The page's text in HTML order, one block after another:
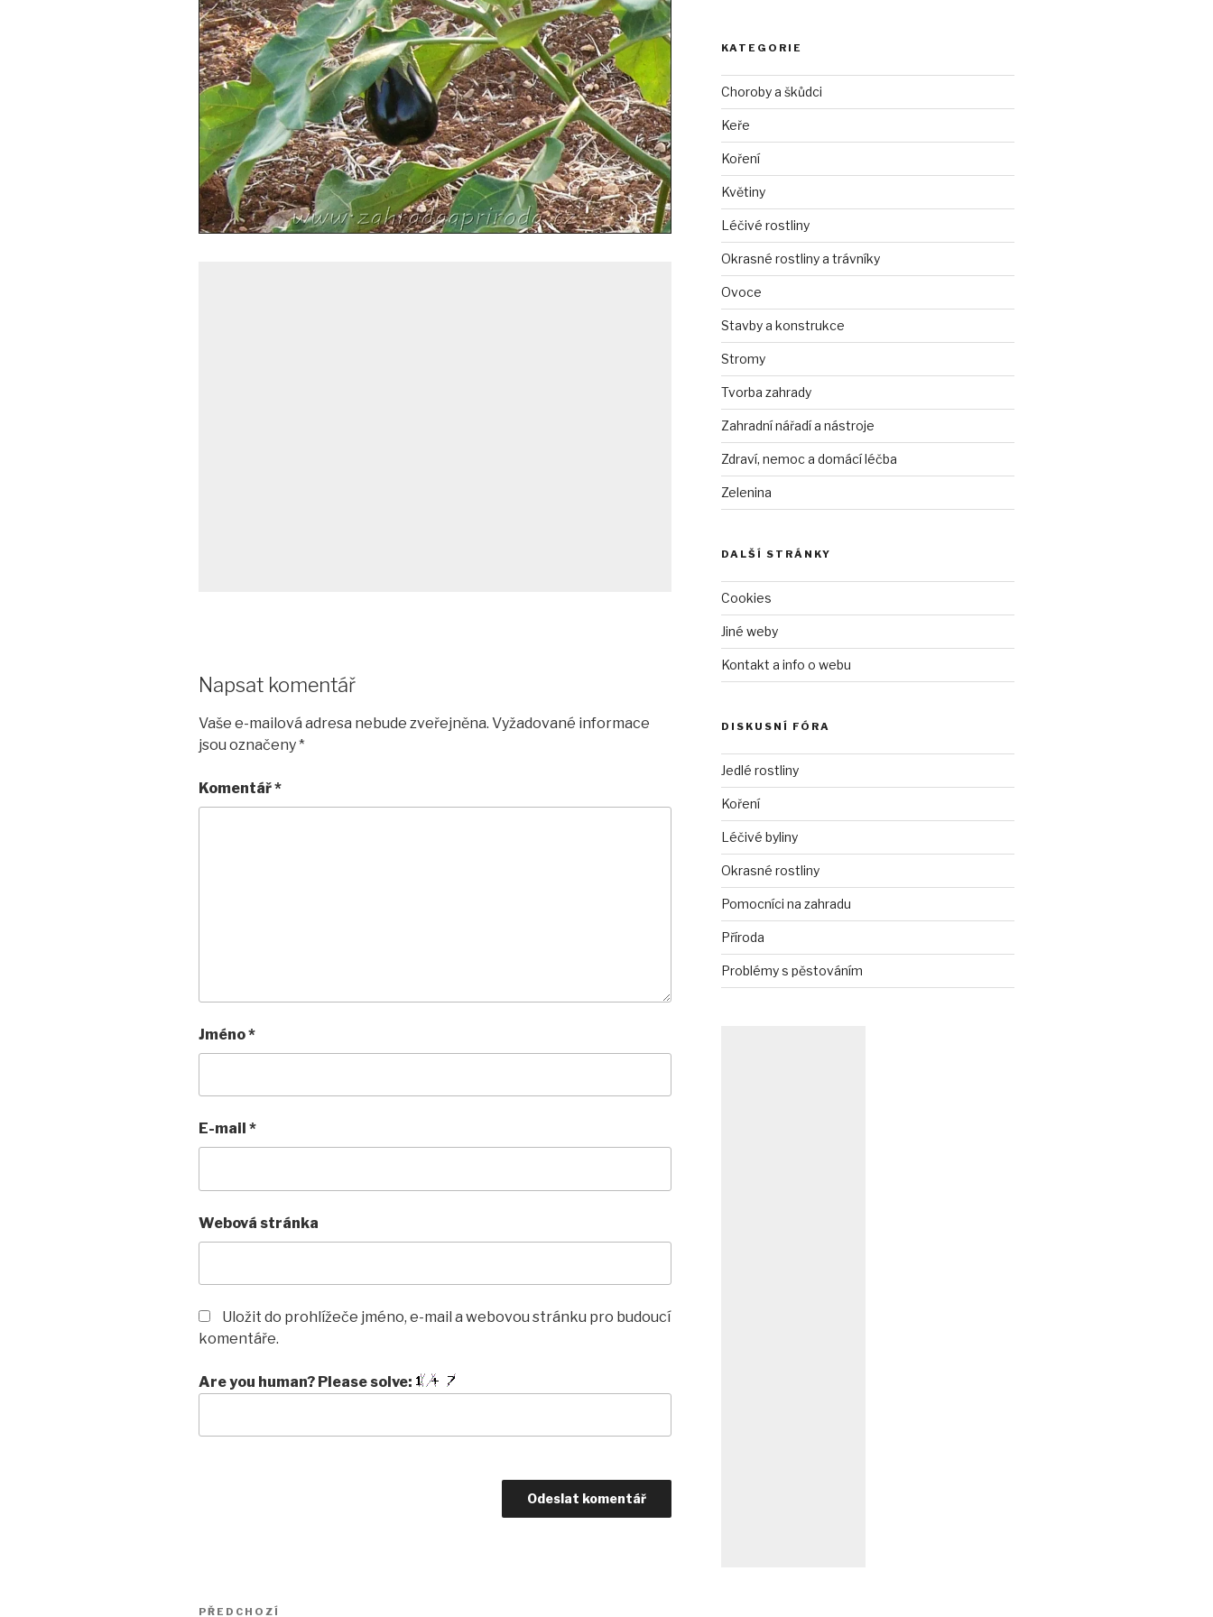
Napsat komentář
Vaše e-mailová adresa nebude zveřejněna. Vyžadované informace
jsou označeny*
Komentář*
Jméno*
E-mail *
Webová stránka
Uložit do prohlížeče jméno, e-mail a webovou stránku pro budoucí
komentáře.
Are you human? Please solve:
Navigace
PŘEDCHOZÍ
KATEGORIE
Choroby a škůdci
Keře
Koření
Květiny
Léčivé rostliny
Okrasné rostliny a trávníky
Ovoce
Stavby a konstrukce
Stromy
Tvorba zahrady
Zahradní nářadí a nástroje
Zdraví, nemoc a domácí léčba
Zelenina
DALŠÍ STRÁNKY
Cookies
Jiné weby
Kontakt a info o webu
DISKUSNÍ FÓRA
Jedlé rostliny
Koření
Léčivé byliny
Okrasné rostliny
Pomocníci na zahradu
Příroda
Problémy s pěstováním